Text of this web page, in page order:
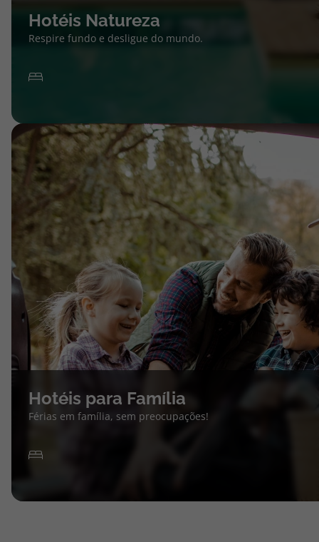
Hotéis Natureza
Respire fundo e desligue do mundo.
Hotéis para Família
Férias em família, sem preocupações!